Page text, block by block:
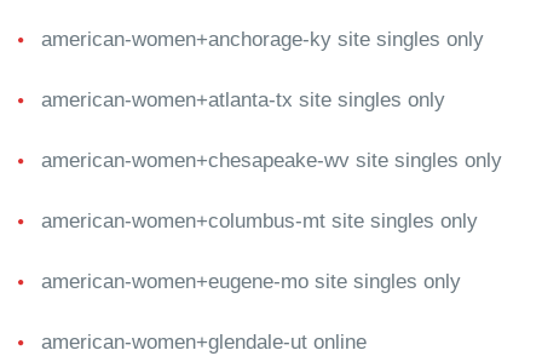
american-women+anchorage-ky site singles only
american-women+atlanta-tx site singles only
american-women+chesapeake-wv site singles only
american-women+columbus-mt site singles only
american-women+eugene-mo site singles only
american-women+glendale-ut online